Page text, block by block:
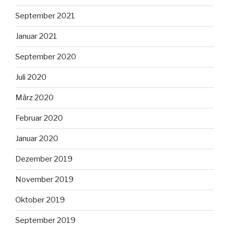
September 2021
Januar 2021
September 2020
Juli 2020
März 2020
Februar 2020
Januar 2020
Dezember 2019
November 2019
Oktober 2019
September 2019